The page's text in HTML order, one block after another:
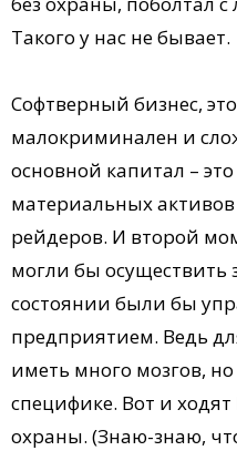
Такого у нас не бывает.
Софтверный бизнес,
малокриминален и
основной капитал –
материальных
рейдеров. И второй
могли бы осуществить
состоянии были бы
предприятием. Ведь
иметь много мозгов,
специфике. Вот и
охраны. (Знаю-знаю,